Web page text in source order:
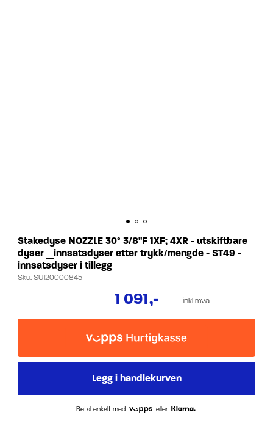
Stakedyse NOZZLE 30° 3/8"F 1XF; 4XR - utskiftbare
dyser _innsatsdyser etter trykk/mengde - ST49 -
innsatsdyser i tillegg
Sku.SU120000845
1 091,- inkl mva
Betal enkelt med eller